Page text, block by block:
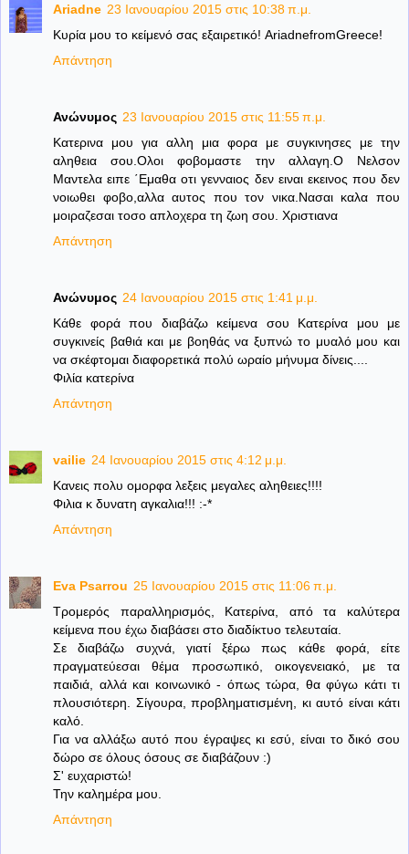
Ariadne 23 Ιανουαρίου 2015 στις 10:38 π.μ.
Κυρία μου το κείμενό σας εξαιρετικό! AriadnefromGreece!
Απάντηση
Ανώνυμος 23 Ιανουαρίου 2015 στις 11:55 π.μ.
Κατερινα μου για αλλη μια φορα με συγκινησες με την
αληθεια σου.Ολοι φοβομαστε την αλλαγη.Ο Νελσον
Μαντελα ειπε ΄Εμαθα οτι γενναιος δεν ειναι εκεινος που δεν
νοιωθει φοβο,αλλα αυτος που τον νικα.Νασαι καλα που
μοιραζεσαι τοσο απλοχερα τη ζωη σου. Χριστιανα
Απάντηση
Ανώνυμος 24 Ιανουαρίου 2015 στις 1:41 μ.μ.
Κάθε φορά που διαβάζω κείμενα σου Κατερίνα μου με
συγκινείς βαθιά και με βοηθάς να ξυπνώ το μυαλό μου και
να σκέφτομαι διαφορετικά πολύ ωραίο μήνυμα δίνεις....
Φιλία κατερίνα
Απάντηση
vailie 24 Ιανουαρίου 2015 στις 4:12 μ.μ.
Κανεις πολυ ομορφα λεξεις μεγαλες αληθειες!!!!
Φιλια κ δυνατη αγκαλια!!! :-*
Απάντηση
Eva Psarrou 25 Ιανουαρίου 2015 στις 11:06 π.μ.
Τρομερός παραλληρισμός, Κατερίνα, από τα καλύτερα
κείμενα που έχω διαβάσει στο διαδίκτυο τελευταία.
Σε διαβάζω συχνά, γιατί ξέρω πως κάθε φορά, είτε
πραγματεύεσαι θέμα προσωπικό, οικογενειακό, με τα
παιδιά, αλλά και κοινωνικό - όπως τώρα, θα φύγω κάτι τι
πλουσιότερη. Σίγουρα, προβληματισμένη, κι αυτό είναι κάτι
καλό.
Για να αλλάξω αυτό που έγραψες κι εσύ, είναι το δικό σου
δώρο σε όλους όσους σε διαβάζουν :)
Σ' ευχαριστώ!
Την καλημέρα μου.
Απάντηση